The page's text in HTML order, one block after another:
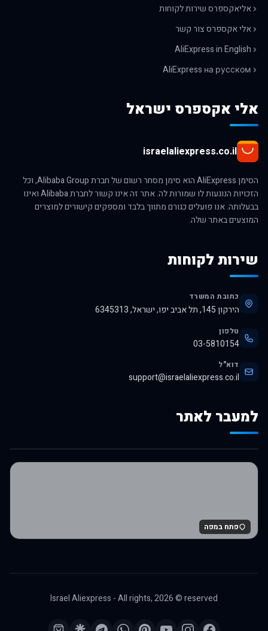
אליאקספרס שירות לקוחות
אלי אקספרס צור קשר
AliExpress in English
AliExpress на русском
אלי אקספרס ישראל
israelaliexpress.co.il
הסימן AliExpress הוא סימן מסחר רשום של חברת Alibaba Group, וכל
הזכויות הנוגעות לו שמורות לה. אתר זה אינו קשור לחברת Alibaba ואינו
בבעלותה. אנו פועלים כגורם מתווך בלבד ומספקים קישורים למוצרים
המוצעים באתר שלה.
שירות לקוחות
כתובת המשרד
הירקון 145, תל אביב יפו, ישראל, 6345313
טלפון
03-5810154
דוא"ל
support@israelaliexpress.co.il
למעבר לאתר
לרכישה באלי אקספרס
פתח במפה
Israel Aliexpress - All rights,2026© reserved